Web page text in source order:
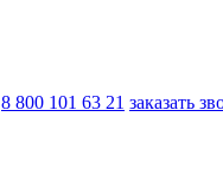
8 800 101 63 21 заказать